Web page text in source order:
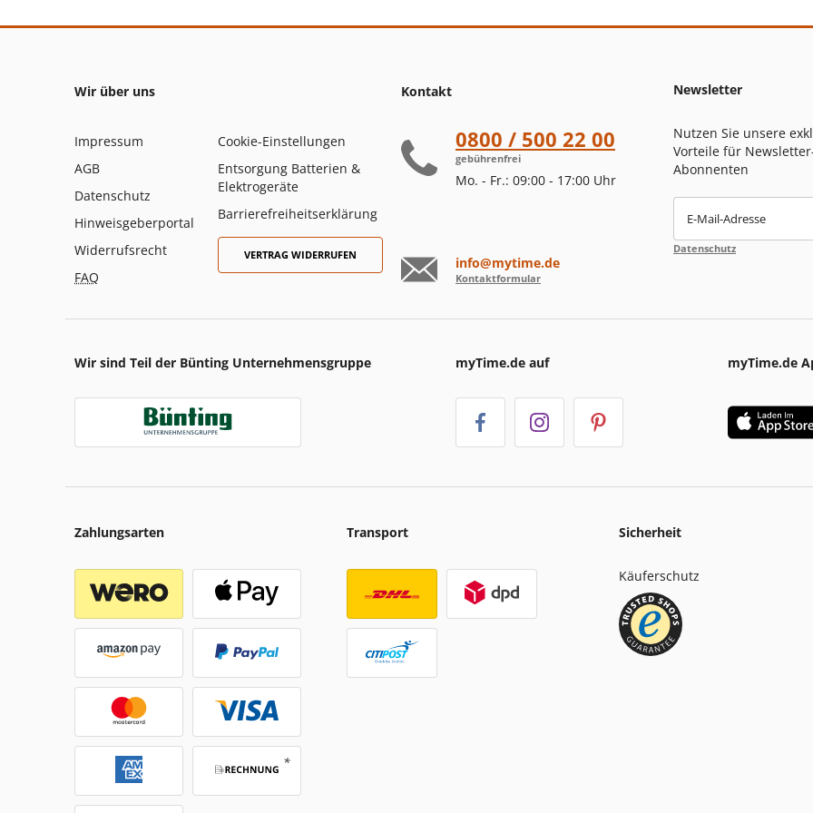
Wir über uns
Impressum
AGB
Datenschutz
Hinweisgeberportal
Widerrufsrecht
FAQ
Cookie-Einstellungen
Entsorgung Batterien &
Elektrogeräte
Barrierefreiheitserklärung
VERTRAG WIDERRUFEN
Kontakt
0800 / 500 22 00
gebührenfrei
Mo. - Fr.: 09:00 - 17:00 Uhr
info@mytime.de
Kontaktformular
Newsletter
Nutzen Sie unsere
Vorteile für
Abonnenten
E-Mail-Adresse
Datenschutz
Wir sind Teil der Bünting Unternehmensgruppe myTime.de auf myTime.de
Zahlungsarten Transport Sicherheit
Käuferschutz